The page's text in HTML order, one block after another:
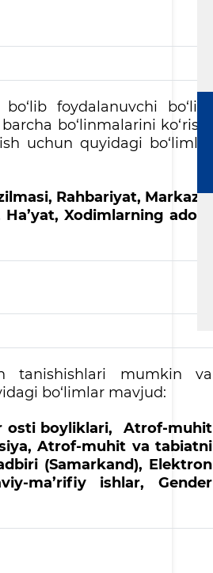
foydalanuvchi bo‘lim
bo‘linmalarini ko‘rishi
uchun quyidagi bo‘limlar
Rahbariyat, Markaziy
Xodimlarning adob-
tanishishlari mumkin va
bo‘limlar mavjud:
osti boyliklari, Atrof-muhit
Atrof-muhit va tabiatni
(Samarkand), Elektron
ma’rifiy ishlar, Gender